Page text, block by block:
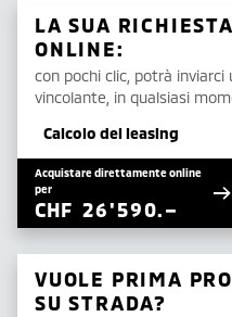
LA SUA
ONLINE:
con pochi clic, potrà
vincolante, in qualsiasi
Calcolo del leasing
Acquistare direttamente online
per
CHF 26'590.–
VUOLE PRIMA
SU STRADA?